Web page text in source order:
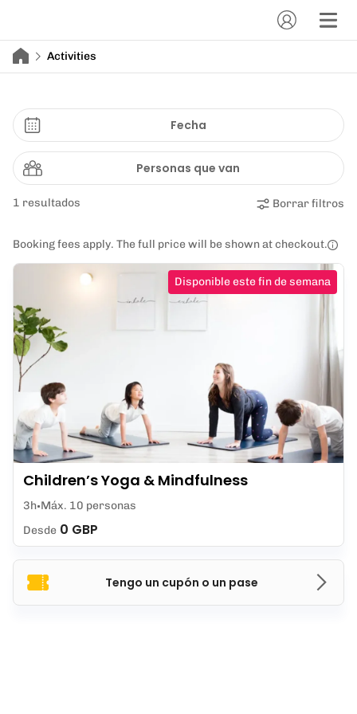
Activities
Fecha
Personas que van
1 resultados Borrar filtros
Booking fees apply. The full price will be shown at checkout.
Tengo un cupón o un pase
Disponible este fin de semana
Children’s Yoga & Mindfulness
3h Máx. 10 personas
Desde 0 GBP